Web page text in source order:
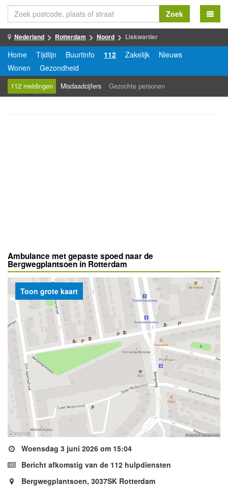
Zoek
Nederland Rotterdam Noord Liskwartier
Home Tijdlijn Buurtinfo 112 Zakelijk
Nieuws
Wonen
Gezondheid
112 meldingen Misdaadcijfers Gezochte personen
Ambulance met gepaste spoed naar de
Bergwegplantsoen in Rotterdam
Woensdag 3 juni 2026 om 15:04
Bericht afkomstig van de 112 hulpdiensten
Bergwegplantsoen, 3037SK Rotterdam
Toon grote kaart